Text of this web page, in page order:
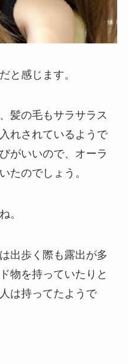
と感じます。
髪の毛もサラサラス
れされているようで
がいいので、オーラ
たのでしょう。
。
出歩く際も露出が多
物を持っていたりと
は持ってたようで